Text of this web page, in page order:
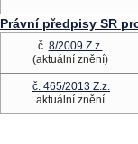
Právní předpisy SR
č. 8/2009 Z.z.
(aktuální znění)
č. 465/2013 Z.z.
aktuální znění